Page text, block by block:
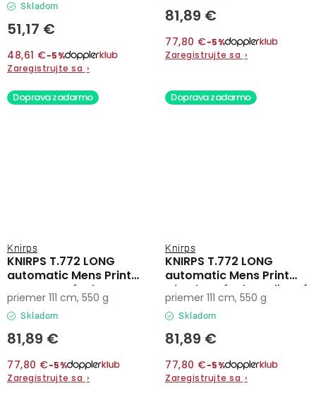
Skladom
51,17 €
48,61 €−5%
Zaregistrujte sa ›
81,89 €
77,80 €−5%
Zaregistrujte sa ›
Doprava zadarmo
KNIRPS T.772 LONG
automatic Mens Print
Pattern - pánsky
palicový vystreľovací
dáždnik
Knirps
Skladom
81,89 €
77,80 €−5%
Zaregistrujte sa ›
priemer 111 cm, 550 g
Doprava zadarmo
KNIRPS T.772 LONG
automatic Mens Print
Check - pánsky palicový
vystreľovací dáždnik
Knirps
Skladom
81,89 €
77,80 €−5%
Zaregistrujte sa ›
priemer 111 cm, 550 g